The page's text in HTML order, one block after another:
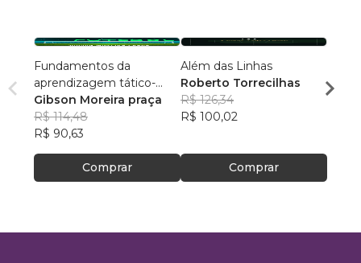
Fundamentos da
aprendizagem tático-
técnica individual no
futebol
Gibson Moreira praça
R$ 114,48
R$ 90,63
Comprar
Além das Linhas
Roberto Torrecilhas
R$ 126,34
R$ 100,02
Comprar
R$